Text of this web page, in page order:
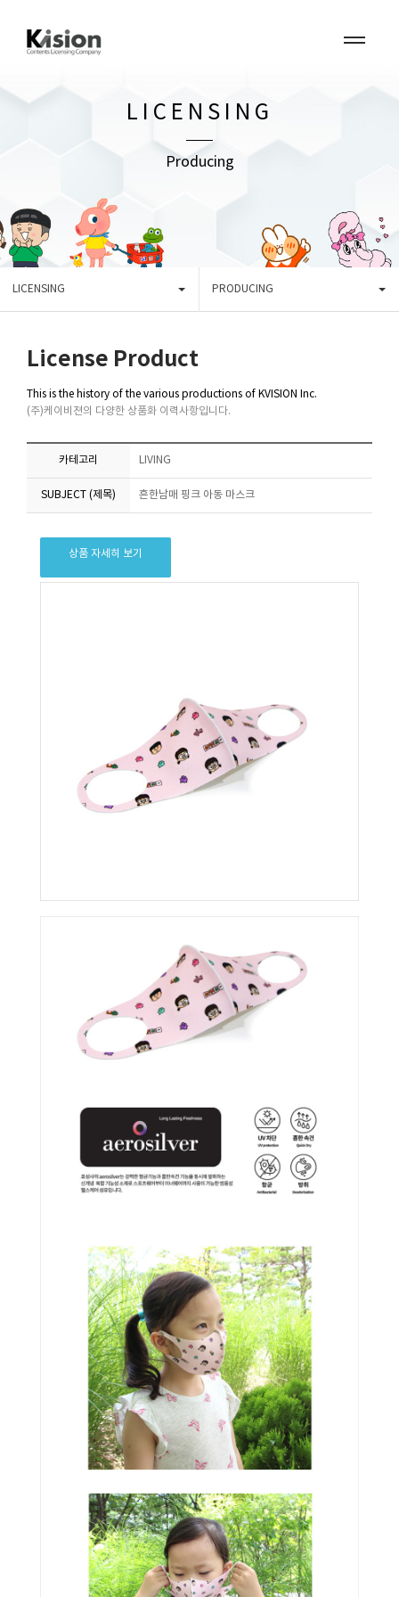
LICENSING
Producing
LICENSING PRODUCING
License Product
This is the history of the various productions of KVISION Inc.
(주)케이비젼의 다양한 상품화 이력사항입니다.
카테고리 LIVING
SUBJECT (제목) 흔한남매 핑크 아동 마스크
상품 자세히 보기